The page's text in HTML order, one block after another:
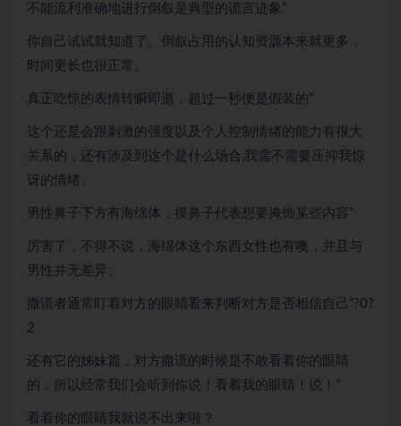
不能流利准确地进行倒叙是典型的谎言迹象”
你自己试试就知道了。倒叙占用的认知资源本来就更多，
时间更长也很正常。
真正吃惊的表情转瞬即逝，超过一秒便是假装的”
这个还是会跟刺激的强度以及个人控制情绪的能力有很大
关系的，还有涉及到这个是什么场合,我需不需要压抑我惊
讶的情绪。
男性鼻子下方有海绵体，摸鼻子代表想要掩饰某些内容”
厉害了，不得不说，海绵体这个东西女性也有噢，并且与
男性并无差异。
撒谎者通常盯着对方的眼睛看来判断对方是否相信自己”?0?
2
还有它的姊妹篇，对方撒谎的时候是不敢看着你的眼睛
的，所以经常我们会听到你说！看着我的眼睛！说！”
看着你的眼睛我就说不出来啦？